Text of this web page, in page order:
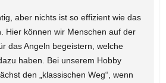
aber nichts ist so effizient wie das
Hier können wir Menschen auf der
das Angeln begeistern, welche
haben. Bei unserem Hobby
den „klassischen Weg“, wenn